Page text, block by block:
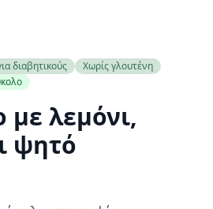
διαβητικούς
Χωρίς γλουτένη
λεμόνι,
ψητό